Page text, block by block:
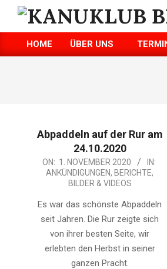
contentKANUKLUB
BERGHEIM/
Primary
HOME ÜBER UNS
Abpaddeln auf der Rur am
24.10.2020
2020-
11-
ON: 1. NOVEMBER 2020
IN:
ANKÜNDIGUNGEN, BERICHTE,
BILDER & VIDEOS
Es war das schönste Abpaddeln
seit Jahren. Die Rur zeigte sich
von ihrer besten Seite, wir
erlebten den Herbst in seiner
ganzen Pracht.